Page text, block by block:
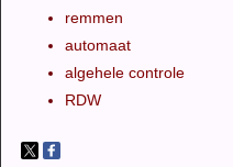
remmen
automaat
algehele controle
RDW